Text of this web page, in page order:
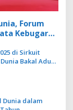
Forum
Kebugaran
di Sirkuit
Bakal Adu
Dunia dalam